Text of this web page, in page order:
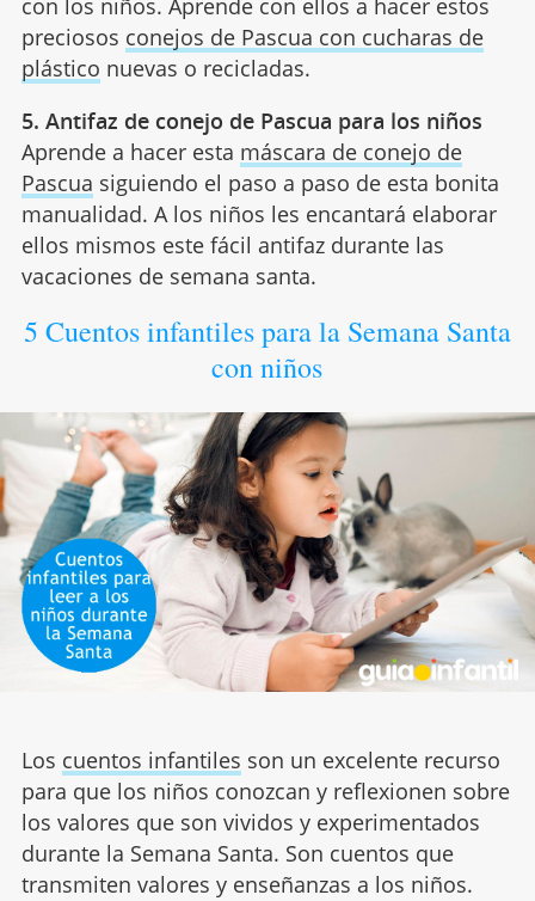
preciosos conejos de Pascua con cucharas de
plástico nuevas o recicladas.
5. Antifaz de conejo de Pascua para los niños
Aprende a hacer esta máscara de conejo de
Pascua siguiendo el paso a paso de esta bonita
manualidad. A los niños les encantará elaborar
ellos mismos este fácil antifaz durante las
vacaciones de semana santa.
5 Cuentos infantiles para la Semana Santa
con niños
Los cuentos infantiles son un excelente recurso
para que los niños conozcan y reflexionen sobre
los valores que son vividos y experimentados
durante la Semana Santa. Son cuentos que
transmiten valores y enseñanzas a los niños.